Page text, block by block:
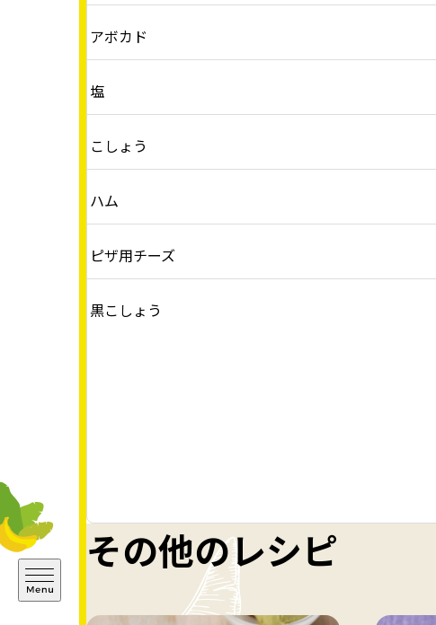
アボカド
塩
こしょう
ハム
ピザ用チーズ
黒こしょう
その他のレシピ